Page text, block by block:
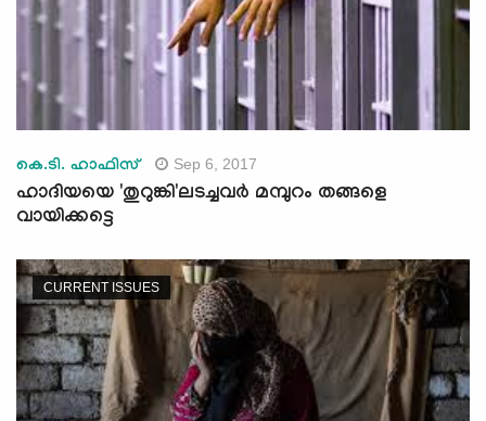
കെ.ടി. ഹാഫിസ് Sep 6, 2017
ഹാദിയയെ 'തുറുങ്കി'ലടച്ചവര്‍ മമ്പുറം തങ്ങളെ
വായിക്കട്ടെ
CURRENT ISSUES